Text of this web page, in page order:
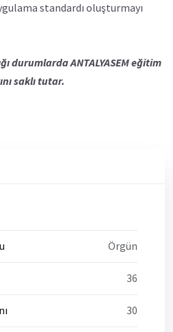
standardı oluşturmayı
durumlarda ANTALYASEM eğitim
saklı tutar.
Örgün
36
30